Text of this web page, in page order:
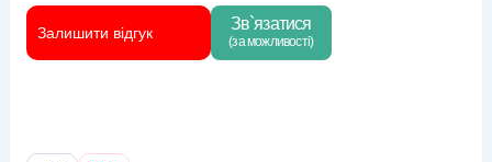
Залишити відгук Зв`язатися
(за можливості)